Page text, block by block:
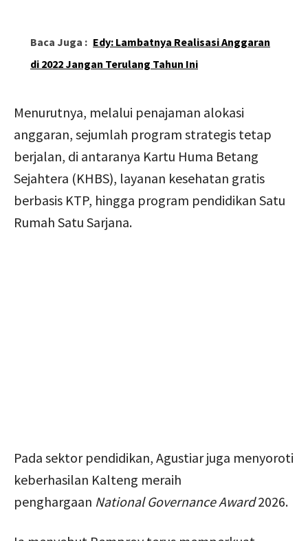
Baca Juga : Edy: Lambatnya Realisasi Anggaran
di 2022 Jangan Terulang Tahun Ini
Menurutnya, melalui penajaman alokasi
anggaran, sejumlah program strategis tetap
berjalan, di antaranya Kartu Huma Betang
Sejahtera (KHBS), layanan kesehatan gratis
berbasis KTP, hingga program pendidikan Satu
Rumah Satu Sarjana.
Pada sektor pendidikan, Agustiar juga menyoroti
keberhasilan Kalteng meraih
penghargaan National Governance Award2026.